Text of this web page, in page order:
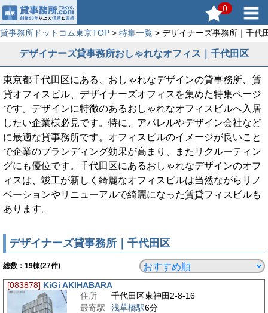
0
貸事務所ドットコム東京TOP > 特集一覧 > デザイナーズ事務所｜千代
デザイナーズ貸事務所おしゃれなオフィス｜千代田区
東京都千代田区にある、おしゃれなデザインの貸事務所、賃
貸オフィスビル、デザイナーズオフィスを集めた特集ページ
です。デザインに特徴のあるおしゃれなオフィスビルへ入居
したい企業様必見です。特に、アパレルやデザイン会社など
に最適な貸事務所です。オフィスビルのイメージが良いこと
で企業のブランディング効果が高まり、またリクルーティン
グにも優位です。千代田区にあるおしゃれなデザインのオフ
ィスは、竣工が新しく綺麗なオフィスビルは当然ながらリノ
ベーションやリニューアルで綺麗になった賃貸フィスビルも
あります。
デザイナーズ貸事務所｜千代田区
総数： 19棟(27件)
[083878] KiGi AKIHABARA
住所
千代田区東神田2-8-16
最寄駅
浅草橋駅6分